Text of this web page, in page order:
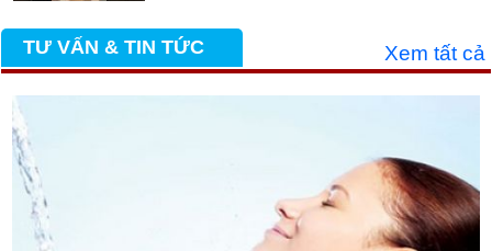
TƯ VẤN & TIN TỨC Xem tất cả